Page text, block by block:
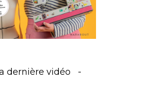
dernière vidéo